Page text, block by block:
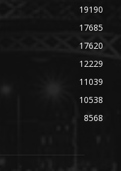
19190
17685
17620
12229
11039
10538
8568